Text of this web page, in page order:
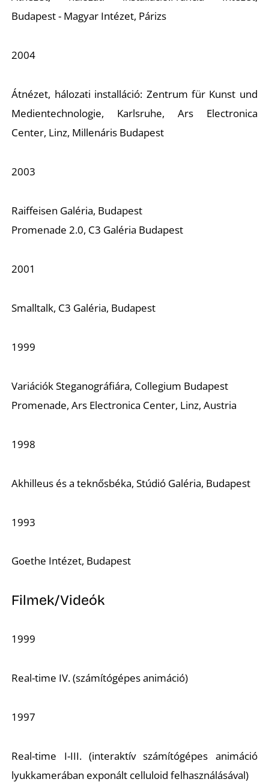
Budapest - Magyar Intézet, Párizs
2004
Átnézet, hálozati installáció: Zentrum für Kunst und
Medientechnologie, Karlsruhe, Ars Electronica
Center, Linz, Millenáris Budapest
2003
Raiffeisen Galéria, Budapest
Promenade 2.0, C3 Galéria Budapest
2001
Smalltalk, C3 Galéria, Budapest
1999
Variációk Steganográfiára, Collegium Budapest
Promenade, Ars Electronica Center, Linz, Austria
1998
Akhilleus és a teknősbéka, Stúdió Galéria, Budapest
1993
Goethe Intézet, Budapest
Filmek/Videók
1999
Real-time IV. (számítógépes animáció)
1997
Real-time I-III. (interaktív számítógépes animáció
lyukkamerában exponált celluloid felhasználásával)